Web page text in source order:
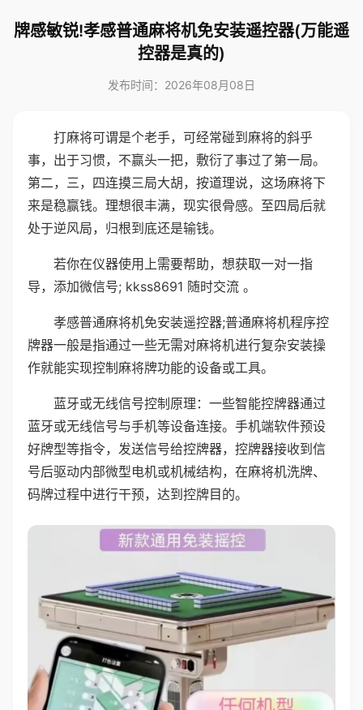
牌感敏锐!孝感普通麻将机免安装遥控器(万能遥
控器是真的)
发布时间：2026年08月08日
打麻将可谓是个老手，可经常碰到麻将的斜乎
事，出于习惯，不赢头一把，敷衍了事过了第一局。
第二，三，四连摸三局大胡，按道理说，这场麻将下
来是稳赢钱。理想很丰满，现实很骨感。至四局后就
处于逆风局，归根到底还是输钱。
若你在仪器使用上需要帮助，想获取一对一指
导，添加微信号; kkss8691 随时交流 。
孝感普通麻将机免安装遥控器;普通麻将机程序控
牌器一般是指通过一些无需对麻将机进行复杂安装操
作就能实现控制麻将牌功能的设备或工具。
蓝牙或无线信号控制原理：一些智能控牌器通过
蓝牙或无线信号与手机等设备连接。手机端软件预设
好牌型等指令，发送信号给控牌器，控牌器接收到信
号后驱动内部微型电机或机械结构，在麻将机洗牌、
码牌过程中进行干预，达到控牌目的。